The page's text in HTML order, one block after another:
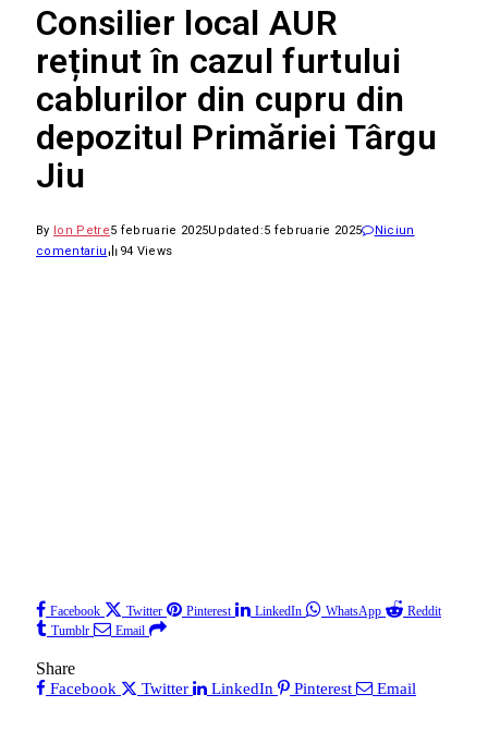
Consilier local AUR
reținut în cazul furtului
cablurilor din cupru din
depozitul Primăriei Târgu
Jiu
By Ion Petre5 februarie 2025Updated:5 februarie 2025
Niciun
comentariu
94 Views
Facebook Twitter Pinterest LinkedIn WhatsApp
Reddit
Tumblr
Email
Share
Facebook Twitter LinkedIn Pinterest Email